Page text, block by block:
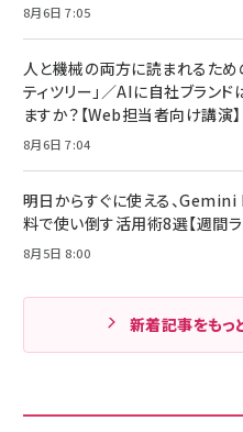
8月6日 7:05
人と機械の両方に読まれるため
ティツリー」／AIに自社ブラン
ますか？【Web担当者向け講演】
8月6日 7:04
明日からすぐに使える、
料で使い倒す活用術8選【週間ラ
8月5日 8:00
新着記事をもっ